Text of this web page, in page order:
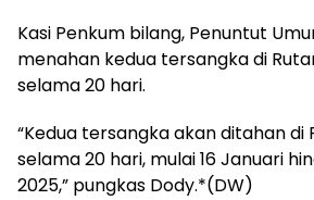
Kasi Penkum bilang, Penuntut
menahan kedua tersangka di
selama 20 hari.
“Kedua tersangka akan ditahan di
selama 20 hari, mulai 16 Januari
2025,” pungkas Dody.*(DW)